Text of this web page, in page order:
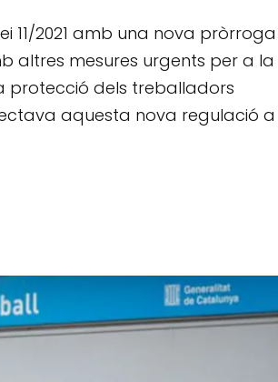
11/2021 amb una nova pròrroga
altres mesures urgents per a la
protecció dels treballadors
aquesta nova regulació a